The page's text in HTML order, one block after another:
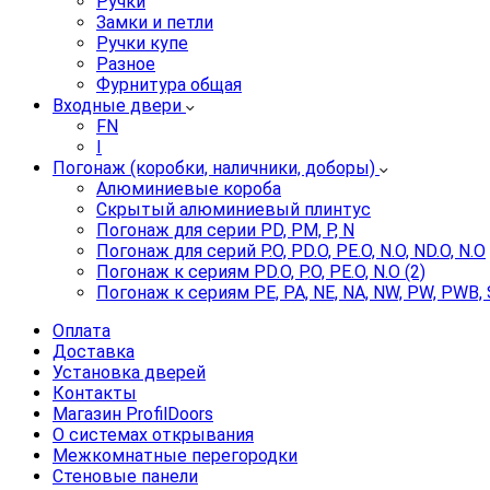
Замки и петли
Ручки купе
Разное
Фурнитура общая
Входные двери
FN
I
Погонаж (коробки, наличники, доборы)
Алюминиевые короба
Скрытый алюминиевый плинтус
Погонаж для серии PD, PM, P, N
Погонаж для серий P.O, PD.O, PE.O, N.O, ND.O, N.O
Погонаж к сериям PD.O, P.O, PE.O, N.O (2)
Погонаж к сериям PE, PA, NE, NA, NW, PW, PWB,
Оплата
Доставка
Установка дверей
Контакты
Магазин ProfilDoors
О системах открывания
Межкомнатные перегородки
Стеновые панели